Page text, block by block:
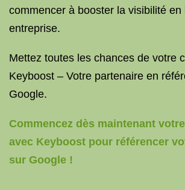
commencer à booster la visibilité en
entreprise.
Mettez toutes les chances de votre
Keyboost – Votre partenaire en
Google.
Commencez dès maintenant
avec Keyboost pour référencer
sur Google !